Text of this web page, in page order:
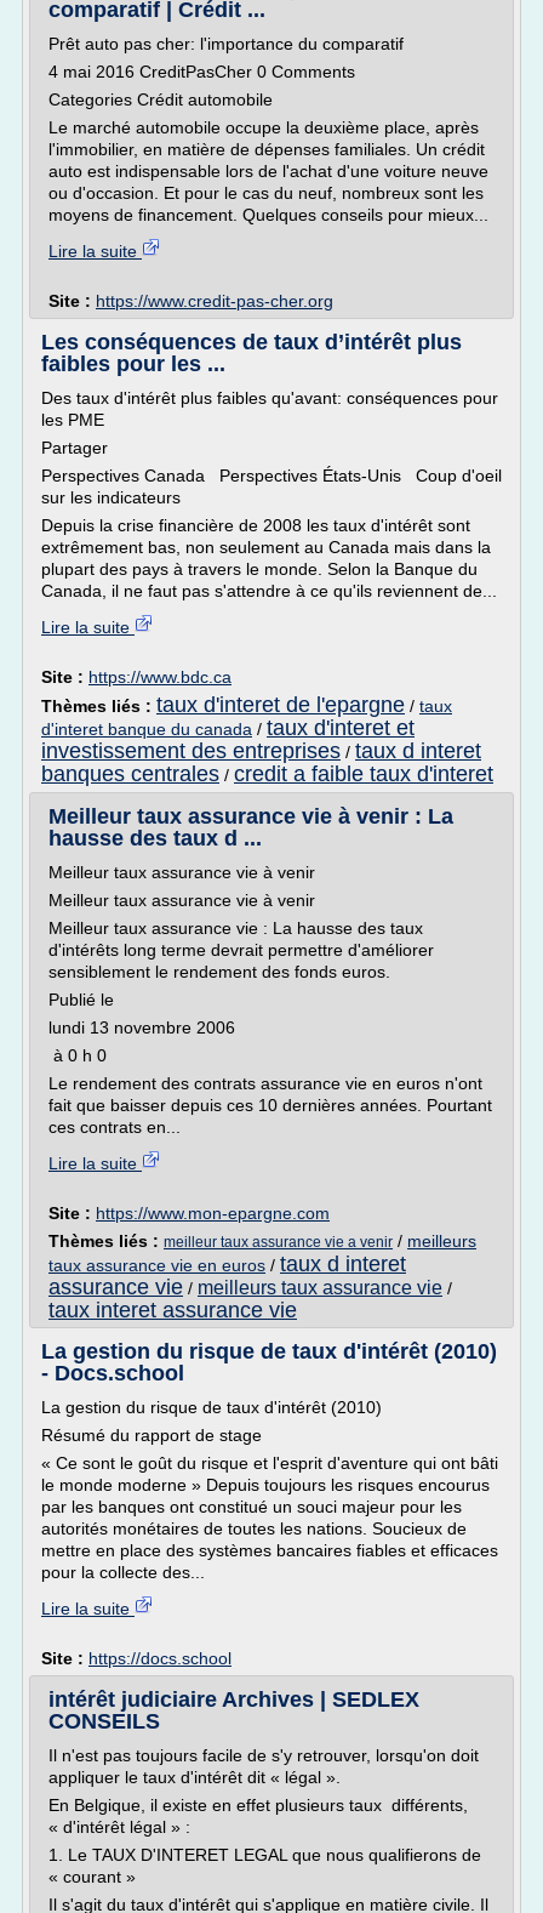
comparatif | Crédit ...
Prêt auto pas cher: l'importance du comparatif
4 mai 2016 CreditPasCher 0 Comments
Categories Crédit automobile
Le marché automobile occupe la deuxième place, après
l'immobilier, en matière de dépenses familiales. Un crédit
auto est indispensable lors de l'achat d'une voiture neuve
ou d'occasion. Et pour le cas du neuf, nombreux sont les
moyens de financement. Quelques conseils pour mieux...
Lire la suite
Site : https://www.credit-pas-cher.org
Les conséquences de taux d’intérêt plus
faibles pour les ...
Des taux d'intérêt plus faibles qu'avant: conséquences pour
les PME
Partager
Perspectives Canada Perspectives États-Unis Coup d'oeil
sur les indicateurs
Depuis la crise financière de 2008 les taux d'intérêt sont
extrêmement bas, non seulement au Canada mais dans la
plupart des pays à travers le monde. Selon la Banque du
Canada, il ne faut pas s'attendre à ce qu'ils reviennent de...
Lire la suite
Site : https://www.bdc.ca
Thèmes liés : taux d'interet de l'epargne / taux
d'interet banque du canada / taux d'interet et
investissement des entreprises / taux d interet
banques centrales / credit a faible taux d'interet
Meilleur taux assurance vie à venir : La
hausse des taux d ...
Meilleur taux assurance vie à venir
Meilleur taux assurance vie à venir
Meilleur taux assurance vie : La hausse des taux
d'intérêts long terme devrait permettre d'améliorer
sensiblement le rendement des fonds euros.
Publié le
lundi 13 novembre 2006
à 0 h 0
Le rendement des contrats assurance vie en euros n'ont
fait que baisser depuis ces 10 dernières années. Pourtant
ces contrats en...
Lire la suite
Site : https://www.mon-epargne.com
Thèmes liés : meilleur taux assurance vie a venir / meilleurs
taux assurance vie en euros / taux d interet
assurance vie / meilleurs taux assurance vie /
taux interet assurance vie
La gestion du risque de taux d'intérêt (2010)
- Docs.school
La gestion du risque de taux d'intérêt (2010)
Résumé du rapport de stage
« Ce sont le goût du risque et l'esprit d'aventure qui ont bâti
le monde moderne » Depuis toujours les risques encourus
par les banques ont constitué un souci majeur pour les
autorités monétaires de toutes les nations. Soucieux de
mettre en place des systèmes bancaires fiables et efficaces
pour la collecte des...
Lire la suite
Site : https://docs.school
intérêt judiciaire Archives | SEDLEX
CONSEILS
Il n'est pas toujours facile de s'y retrouver, lorsqu'on doit
appliquer le taux d'intérêt dit « légal ».
En Belgique, il existe en effet plusieurs taux différents,
« d'intérêt légal » :
1. Le TAUX D'INTERET LEGAL que nous qualifierons de
« courant »
Il s'agit du taux d'intérêt qui s'applique en matière civile. Il